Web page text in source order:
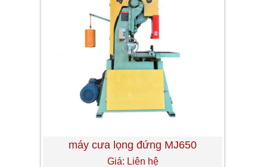
máy cưa lọng đứng MJ650
Giá: Liên hệ